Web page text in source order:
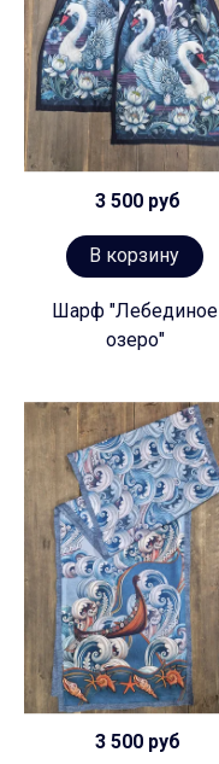
3 500 руб
В корзину
Шарф "Лебединое
озеро"
3 500 руб